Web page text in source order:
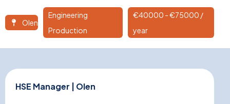
Olen
Engineering
Production
€40000 - €75000 /
year
HSE Manager | Olen